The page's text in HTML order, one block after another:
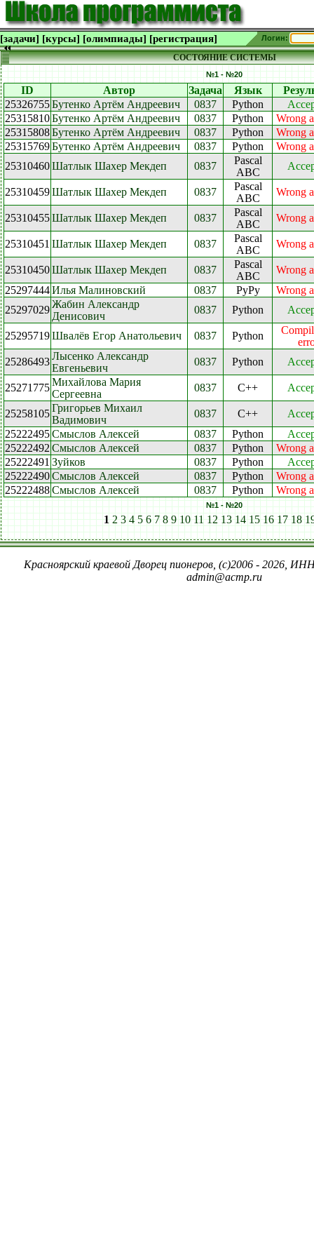
[задачи] [курсы] [олимпиады] [регистрация] Логин:
СОСТОЯНИЕ СИСТЕМЫ
№1 - №20
ID Автор Задача Язык
25326755Бутенко Артём Андреевич 0837 Python
25315810Бутенко Артём Андреевич 0837 Python
Wrong
25315808Бутенко Артём Андреевич 0837 Python
Wrong
25315769Бутенко Артём Андреевич 0837 Python
Wrong
25310460Шатлык Шахер Мекдеп 0837
Pascal
ABC
25310459Шатлык Шахер Мекдеп 0837
Pascal
ABC
Wrong
25310455Шатлык Шахер Мекдеп 0837
Pascal
ABC
Wrong
25310451 Шатлык Шахер Мекдеп 0837
Pascal
ABC
Wrong
25310450Шатлык Шахер Мекдеп 0837
Pascal
ABC
Wrong
25297444Илья Малиновский 0837 PyPy
Wrong
25297029Жабин Александр
Денисович
0837 Python
25295719Швалёв Егор Анатольевич 0837 Python
25286493Лысенко Александр
Евгеньевич
0837 Python
25271775Михайлова Мария
Сергеевна
0837 C++
25258105Григорьев Михаил
Вадимович
0837 C++
25222495Смыслов Алексей 0837 Python
25222492 Смыслов Алексей 0837 Python
Wrong
25222491 Зуйков 0837 Python
25222490Смыслов Алексей 0837 Python
Wrong
25222488Смыслов Алексей 0837 Python Wrong
№1 - №20
1 2 3 4 5 6 7 8 9 10 11 12 13 14 15 16 17 18
Красноярский краевой Дворец пионеров, (c)2006 - 2026,
admin@acmp.ru